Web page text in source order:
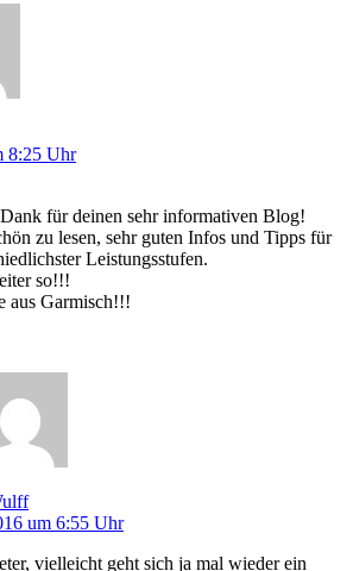
8:25 Uhr
für deinen sehr informativen Blog!
zu lesen, sehr guten Infos und Tipps für
Leistungsstufen.
so!!!
aus Garmisch!!!
um 6:55 Uhr
vielleicht geht sich ja mal wieder ein